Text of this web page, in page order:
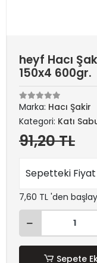
heyf Hacı
150x4 600gr.
Marka: Hacı Şakir
Kategori: Katı
91,20 TL
Sepetteki Fiyat
7,60 TL 'den
Sepete